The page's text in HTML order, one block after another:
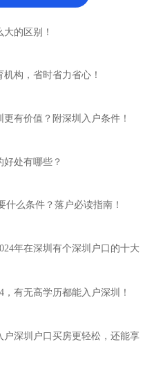
的区别！
构，省时省力省心！
更有价值？附深圳入户条件！
好处有哪些？
什么条件？落户必读指南！
年在深圳有个深圳户口的十大
有无高学历都能入户深圳！
户深圳户口买房更轻松，还能享